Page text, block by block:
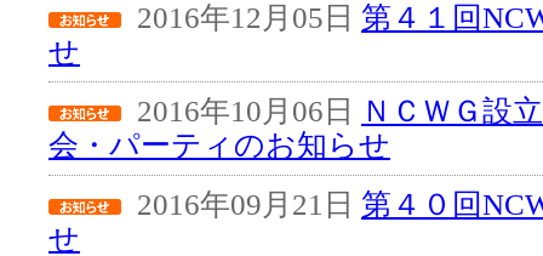
2016年12月05日 第４１回
せ
2016年10月06日
ＮＣＷＧ設
会・パーティのお知らせ
2016年09月21日 第４０回
せ